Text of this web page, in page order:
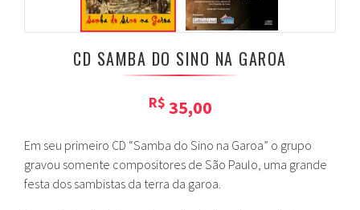
CD SAMBA DO SINO NA GAROA
R$ 35,00
Em seu primeiro CD “Samba do Sino na Garoa” o grupo
gravou somente compositores de São Paulo, uma grande
festa dos sambistas da terra da garoa.